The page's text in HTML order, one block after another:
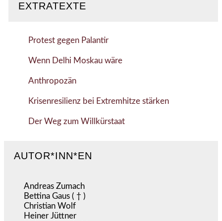
EXTRATEXTE
Protest gegen Palantir
Wenn Delhi Moskau wäre
Anthropozän
Krisenresilienz bei Extremhitze stärken
Der Weg zum Willkürstaat
AUTOR*INN*EN
Andreas Zumach
Bettina Gaus ( † )
Christian Wolf
Heiner Jüttner